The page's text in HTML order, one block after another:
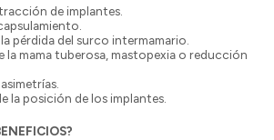
de implantes.
pérdida del surco intermamario.
la mama tuberosa, mastopexia o reducción
la posición de los implantes.